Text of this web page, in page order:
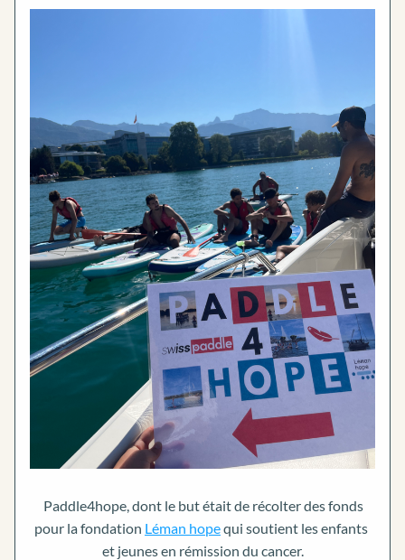
Paddle4hope, dont le but était de récolter des fonds
pour la fondation Léman hope qui soutient les enfants
et jeunes en rémission du cancer.